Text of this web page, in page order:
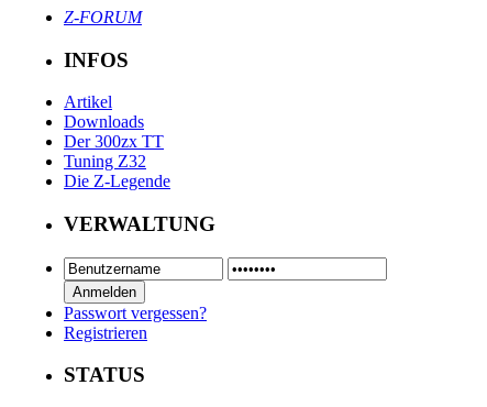
Z-FORUM
INFOS
Artikel
Downloads
Der 300zx TT
Tuning Z32
Die Z-Legende
VERWALTUNG
Passwort vergessen?
Registrieren
STATUS